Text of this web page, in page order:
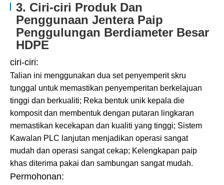
3. Ciri-ciri Produk Dan
Penggunaan Jentera Paip
Penggulungan Berdiameter Besar
HDPE
ciri-ciri:
Talian ini menggunakan dua set penyemperit skru
tunggal untuk memastikan penyemperitan berkelajuan
tinggi dan berkualiti; Reka bentuk unik kepala die
komposit dan membentuk dengan putaran lingkaran
memastikan kecekapan dan kualiti yang tinggi; Sistem
Kawalan PLC lanjutan menjadikan operasi sangat
mudah dan operasi sangat cekap; Kelengkapan paip
khas diterima pakai dan sambungan sangat mudah.
Permohonan: